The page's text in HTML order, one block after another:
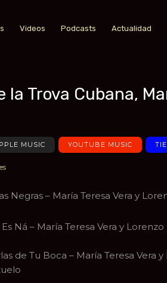
Videos Podcasts Actualidad
la Trova Cubana,
MUSIC YOUTUBE MUSIC
Negras – María Teresa Vera y
Es Ná – María Teresa Vera y
de Tu Boca – María Teresa Vera